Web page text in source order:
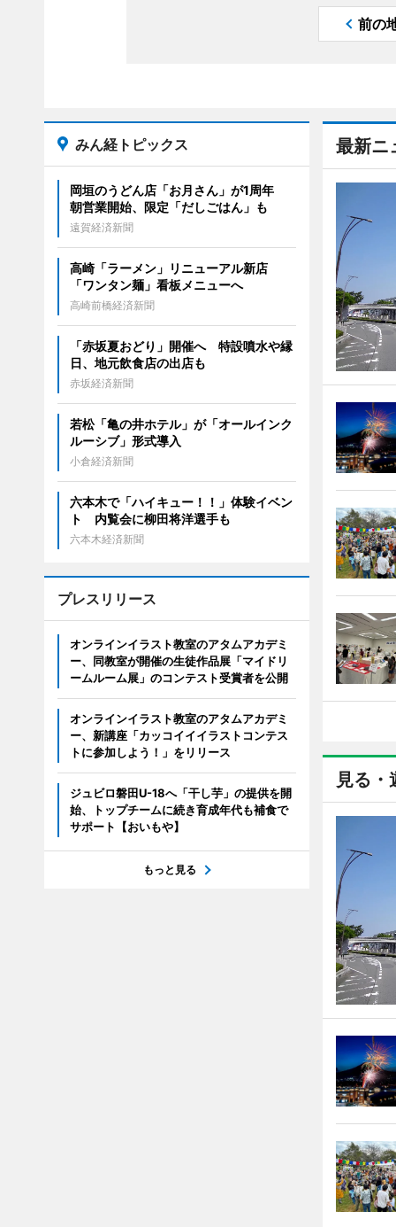
前の
最新ニ
見る・
みん経トピックス
岡垣のうどん店「お月さん」が1周年
朝営業開始、限定「だしごはん」も
遠賀経済新聞
高崎「ラーメン」リニューアル新店
「ワンタン麺」看板メニューへ
高崎前橋経済新聞
「赤坂夏おどり」開催へ 特設噴水や縁
日、地元飲食店の出店も
赤坂経済新聞
若松「亀の井ホテル」が「オールインク
ルーシブ」形式導入
小倉経済新聞
六本木で「ハイキュー！！」体験イベン
ト 内覧会に柳田将洋選手も
六本木経済新聞
プレスリリース
オンラインイラスト教室のアタムアカデミ
ー、同教室が開催の生徒作品展「マイドリ
ームルーム展」のコンテスト受賞者を公開
オンラインイラスト教室のアタムアカデミ
ー、新講座「カッコイイイラストコンテス
トに参加しよう！」をリリース
ジュビロ磐田U-18へ「干し芋」の提供を開
始、トップチームに続き育成年代も補食で
サポート【おいもや】
もっと見る